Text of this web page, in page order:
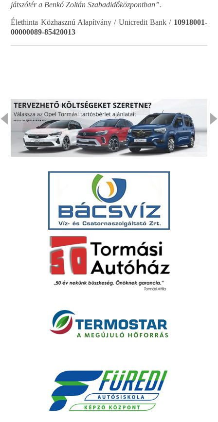
játszótér a Benkó Zoltán Szabadidőközpontban”.
Élethinta Közhasznú Alapítvány / Unicredit Bank / 10918001-
00000089-85420013